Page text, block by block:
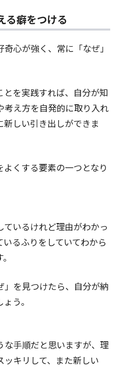
る癖をつける
心が強く、常に「なぜ」
を実践すれば、自分が知
考え方を自発的に取り入れ
しい引き出しができま
くする要素の一つとなり
いるけれど理由がわかっ
るふりをしていてわから
」を見つけたら、自分が納
う。
な手順だと思いますが、理
キリして、また新しい